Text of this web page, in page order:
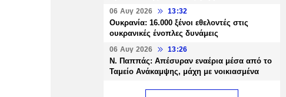
06 Αυγ 2026 13:32
Ουκρανία: 16.000 ξένοι εθελοντές στις
ουκρανικές ένοπλες δυνάμεις
06 Αυγ 2026 13:26
Ν. Παππάς: Απέσυραν εναέρια μέσα από το
Ταμείο Ανάκαμψης, μάχη με νοικιασμένα